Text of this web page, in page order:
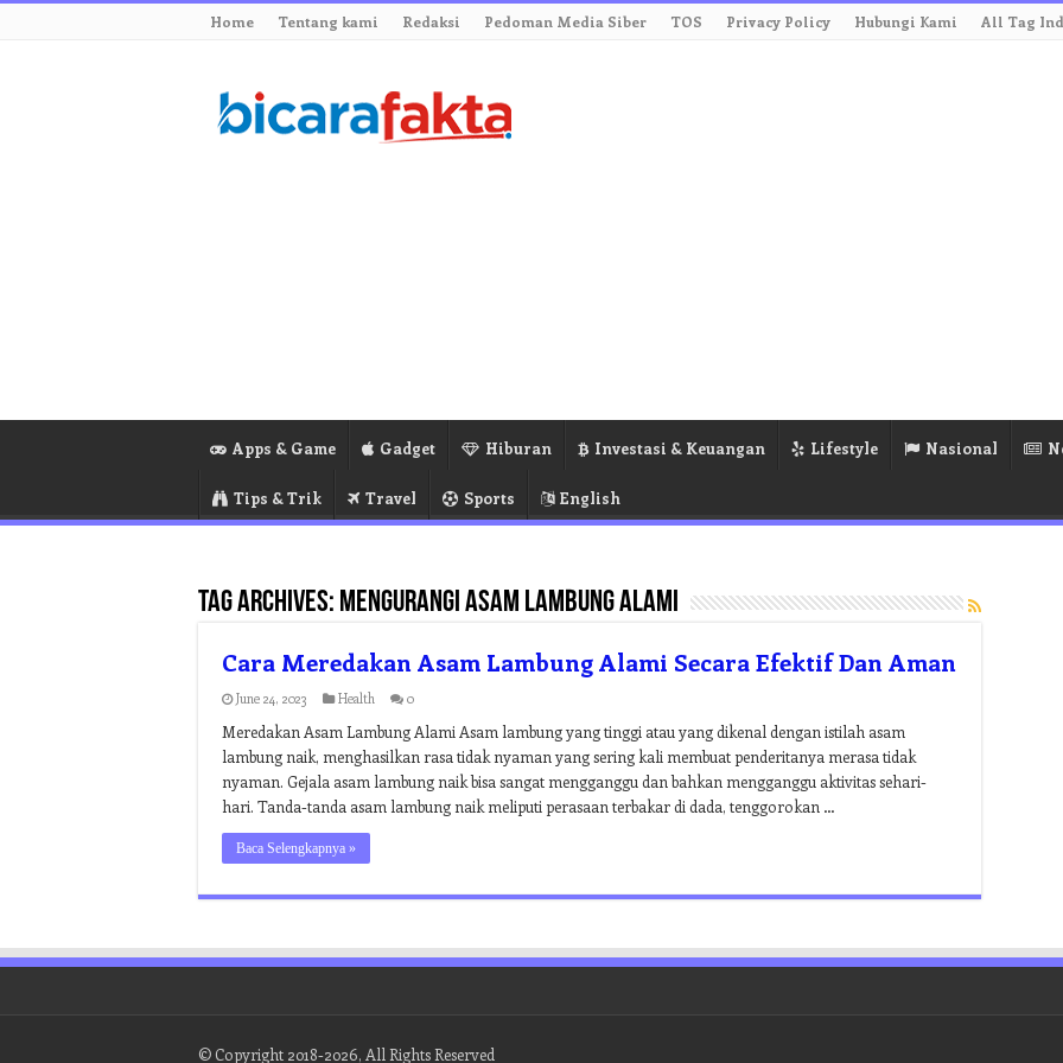
Home Tentang kami Redaksi Pedoman Media Siber TOS Privacy Policy Hubungi Kami All Tag
Apps & Game Gadget Hiburan Investasi & Keuangan Lifestyle Nasional
Tips & Trik Travel Sports English
Tag Archives: mengurangi asam lambung alami
Cara Meredakan Asam Lambung Alami Secara Efektif Dan Aman
June 24, 2023 Health 0
Meredakan Asam Lambung Alami Asam lambung yang tinggi atau yang dikenal dengan istilah asam
lambung naik, menghasilkan rasa tidak nyaman yang sering kali membuat penderitanya merasa tidak
nyaman. Gejala asam lambung naik bisa sangat mengganggu dan bahkan mengganggu aktivitas sehari-
hari. Tanda-tanda asam lambung naik meliputi perasaan terbakar di dada, tenggorokan …
Baca Selengkapnya »
© Copyright 2018-2026, All Rights Reserved